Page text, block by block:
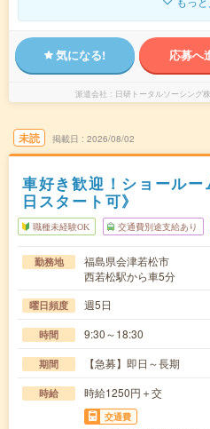
気になる! 応募へ
派遣会社 日研トータルソーシング
未読 掲載日 2026/08/02
車好き歓迎！ショール
日スタート可》
職種未経験OK 交通費別途支給あり
勤務地
福島県会津若松市
西若松駅から車5分
曜日頻度 週5日
時間 9:30～18:30
期間 【急募】即日～長期
時給 時給1250円＋交
交通費